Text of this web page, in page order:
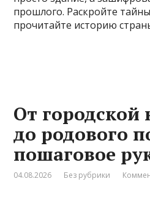
прошлого. Раскройте
прочитайте историю
От городской
до родового
пошаговое
04.08.2026 Без рубрики